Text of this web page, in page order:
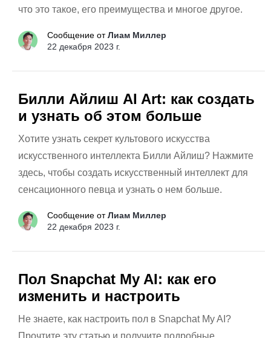
что это такое, его преимущества и многое другое.
Сообщение отЛиам Миллер
22 декабря 2023 г.
Билли Айлиш AI Art: как создать
и узнать об этом больше
Хотите узнать секрет культового искусства
искусственного интеллекта Билли Айлиш? Нажмите
здесь, чтобы создать искусственный интеллект для
сенсационного певца и узнать о нем больше.
Сообщение отЛиам Миллер
22 декабря 2023 г.
Пол Snapchat My AI: как его
изменить и настроить
Не знаете, как настроить пол в Snapchat My AI?
Прочтите эту статью и получите подробные